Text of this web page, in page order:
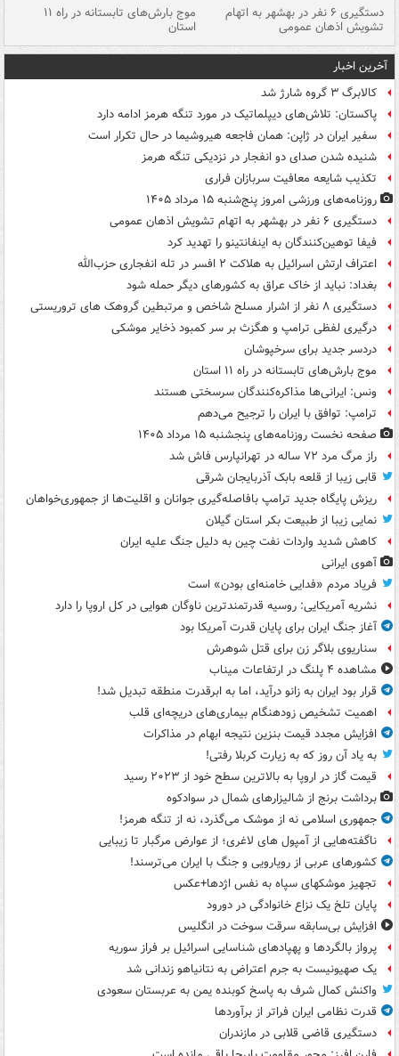
دستگیری ۶ نفر در بهشهر به اتهام
تشویش اذهان عمومی
موج بارش‌های تابستانه در راه ۱۱
استان
آخرین اخبار
کالابرگ ۳ گروه شارژ شد
پاکستان: تلاش‌های دیپلماتیک در مورد تنگه هرمز ادامه دارد
سفیر ایران در ژاپن: همان فاجعه هیروشیما در حال تکرار است
شنیده شدن صدای دو انفجار در نزدیکی تنگه هرمز
تکذیب شایعه معافیت سربازان فراری
روزنامه‌های ورزشی امروز پنج‌شنبه ۱۵ مرداد ۱۴۰۵
دستگیری ۶ نفر در بهشهر به اتهام تشویش اذهان عمومی
فیفا توهین‌کنندگان به اینفانتینو را تهدید کرد
اعتراف ارتش اسرائیل به هلاکت ۲ افسر در تله انفجاری حزب‌الله
بغداد: نباید از خاک عراق به کشورهای دیگر حمله شود
دستگیری ۸ نفر از اشرار مسلح شاخص و مرتبطین گروهک های تروریستی
درگیری لفظی ترامپ و هگزث بر سر کمبود ذخایر موشکی
دردسر جدید برای سرخپوشان
موج بارش‌های تابستانه در راه ۱۱ استان
ونس: ایرانی‌ها مذاکره‌کنندگان سرسختی هستند
ترامپ: توافق با ایران را ترجیح می‌دهم
صفحه نخست روزنامه‌های پنجشنبه ۱۵ مرداد ۱۴۰۵
راز مرگ مرد ۷۲ ساله در تهرانپارس فاش شد
قابی زیبا از قلعه بابک آذربایجان شرقی
ریزش پایگاه جدید ترامپ بافاصله‌گیری جوانان و اقلیت‌ها از جمهوری‌خواهان
نمایی زیبا از طبیعت بکر استان گیلان
کاهش شدید واردات نفت چین به دلیل جنگ علیه ایران
آهوی ایرانی
فریاد مردم «فدایی خامنه‌ای بودن» است
نشریه آمریکایی: روسیه قدرتمندترین ناوگان هوایی در کل اروپا را دارد
آغاز جنگ ایران برای پایان قدرت آمریکا بود
سناریوی بلاگر زن برای قتل شوهرش
مشاهده ۴ پلنگ در ارتفاعات میناب
قرار بود ایران به زانو درآید، اما به ابرقدرت منطقه تبدیل شد!
اهمیت تشخیص زودهنگام بیماری‌های دریچه‌ای قلب
افزایش مجدد قیمت بنزین نتیجه ابهام در مذاکرات
به یاد آن روز که به زیارت کربلا رفتی!
قیمت گاز در اروپا به بالاترین سطح خود از ۲۰۲۳ رسید
برداشت برنج از شالیزارهای شمال در سوادکوه
جمهوری اسلامی نه از موشک می‌گذرد، نه از تنگه هرمز!
ناگفته‌هایی از آمپول های لاغری؛ از عوارض مرگبار تا زیبایی
کشورهای عربی از رویارویی و جنگ با ایران می‌ترسند!
تجهیز موشکهای سپاه به نفس اژدها+عکس
پایان تلخ یک نزاع خانوادگی در دورود
افزایش بی‌سابقه سرقت سوخت در انگلیس
پرواز بالگردها و پهپادهای شناسایی اسرائیل بر فراز سوریه
یک صهیونیست به جرم اعتراض به نتانیاهو زندانی شد
واکنش کمال شرف به پاسخ کوبنده یمن به عربستان سعودی
قدرت نظامی ایران فراتر از برآوردها
دستگیری قاضی قلابی در مازندران